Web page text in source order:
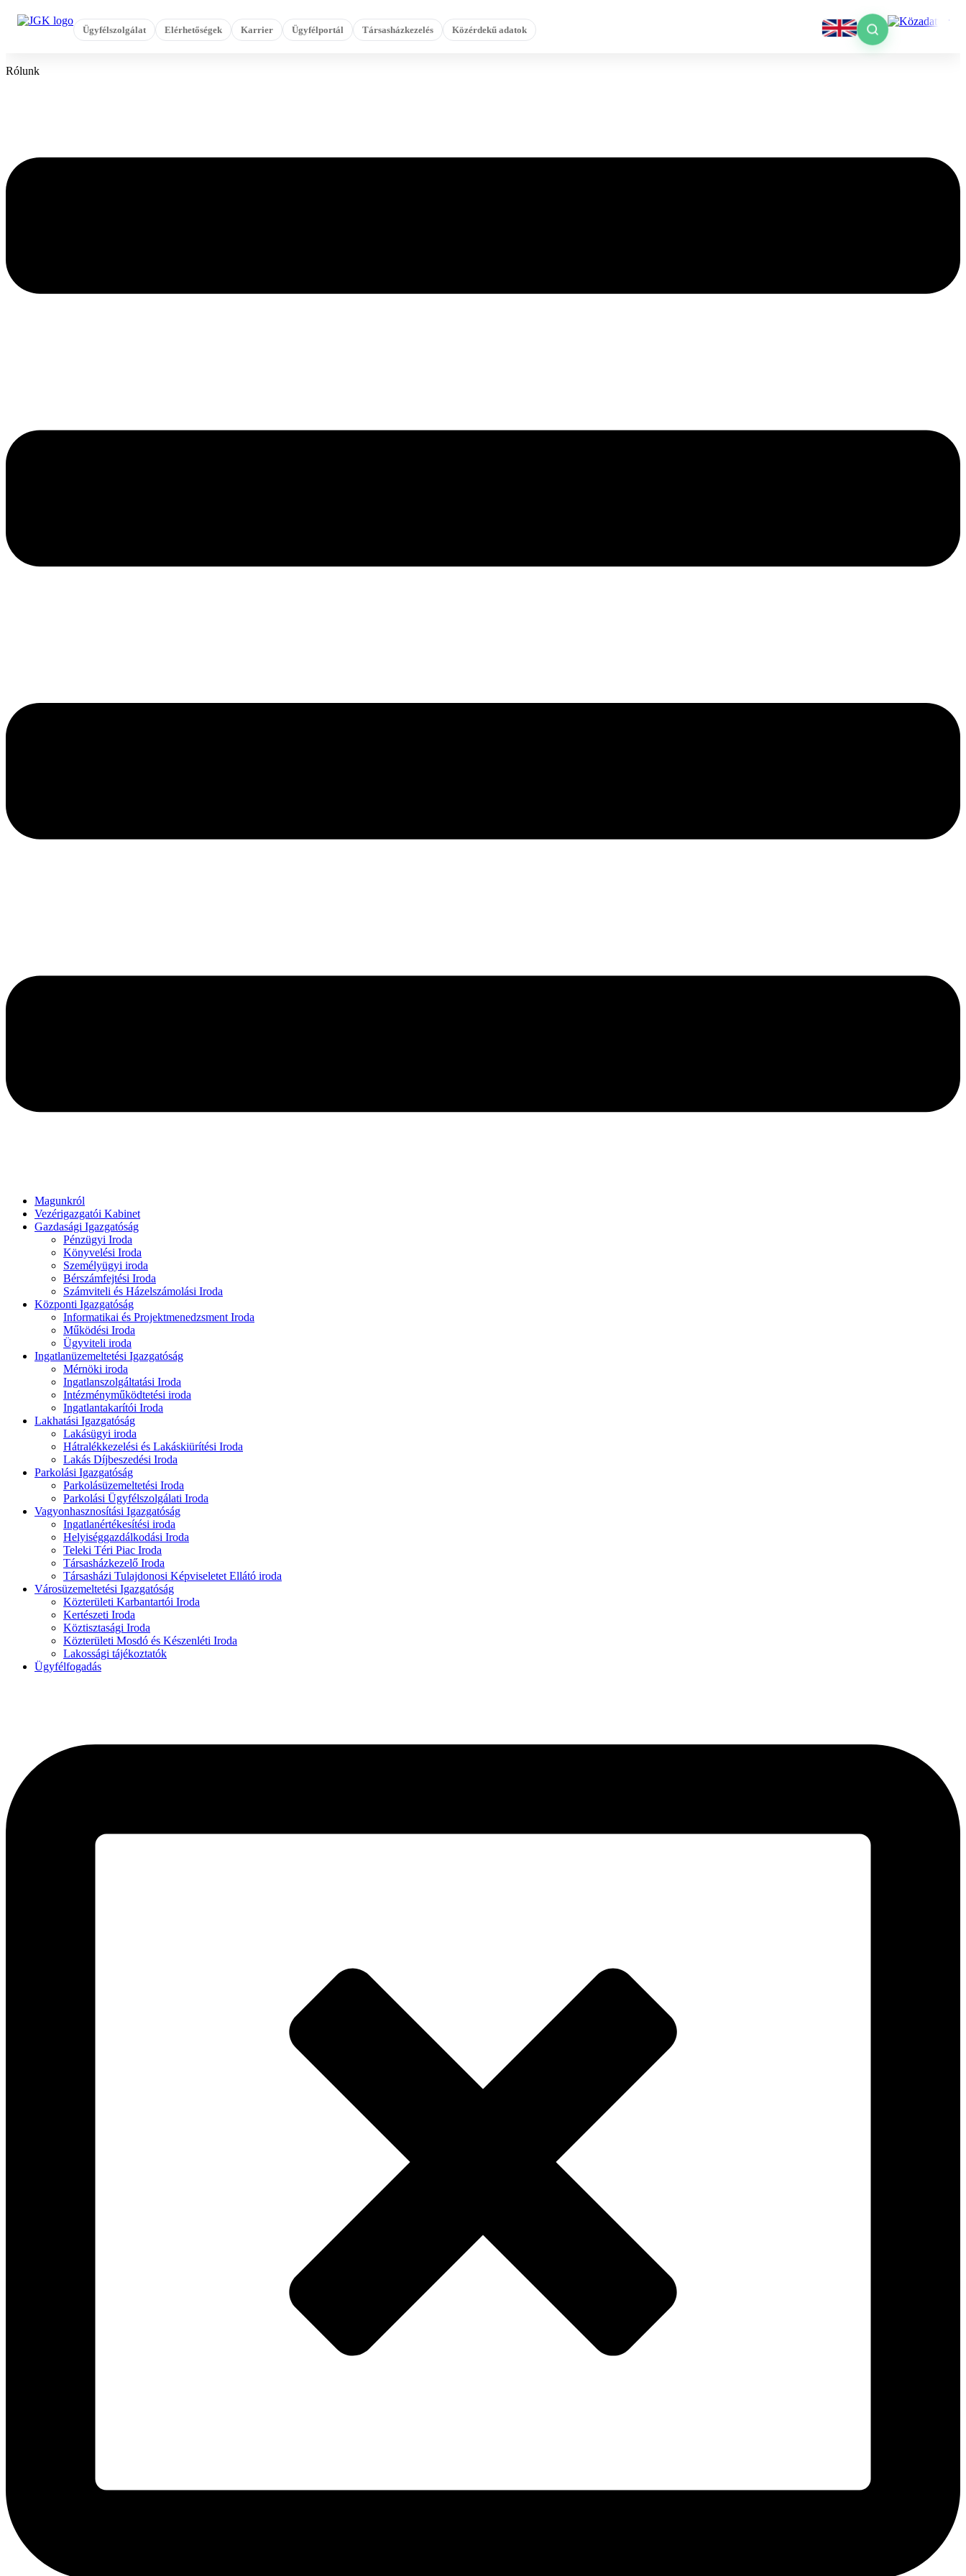
Ügyfélszolgálat Elérhetőségek Karrier Ügyfélportál Társasházkezelés Közérdekű adatok
Rólunk
Magunkról
Vezérigazgatói Kabinet
Gazdasági Igazgatóság
Pénzügyi Iroda
Könyvelési Iroda
Személyügyi iroda
Bérszámfejtési Iroda
Számviteli és Házelszámolási Iroda
Központi Igazgatóság
Informatikai és Projektmenedzsment Iroda
Működési Iroda
Ügyviteli iroda
Ingatlanüzemeltetési Igazgatóság
Mérnöki iroda
Ingatlanszolgáltatási Iroda
Intézményműködtetési iroda
Ingatlantakarítói Iroda
Lakhatási Igazgatóság
Lakásügyi iroda
Hátralékkezelési és Lakáskiürítési Iroda
Lakás Díjbeszedési Iroda
Parkolási Igazgatóság
Parkolásüzemeltetési Iroda
Parkolási Ügyfélszolgálati Iroda
Vagyonhasznosítási Igazgatóság
Ingatlanértékesítési iroda
Helyiséggazdálkodási Iroda
Teleki Téri Piac Iroda
Társasházkezelő Iroda
Társasházi Tulajdonosi Képviseletet Ellátó iroda
Városüzemeltetési Igazgatóság
Közterületi Karbantartói Iroda
Kertészeti Iroda
Köztisztasági Iroda
Közterületi Mosdó és Készenléti Iroda
Lakossági tájékoztatók
Ügyfélfogadás